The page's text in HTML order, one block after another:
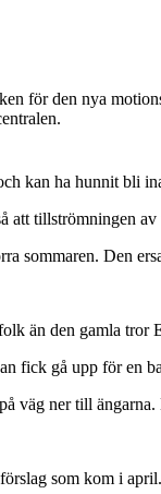
för den nya
kan ha hunnit bli
att tillströmningen
sommaren. Den
än den gamla tror
fick gå upp för en
väg ner till
som kom i